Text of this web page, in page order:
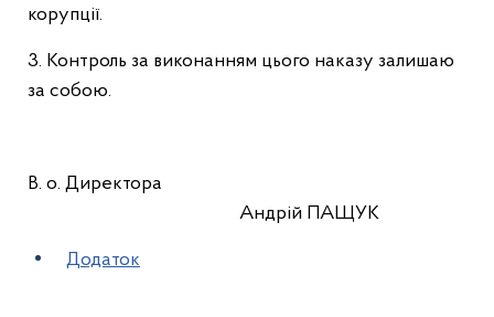
корупції.
3. Контроль за виконанням цього наказу залишаю
за собою.
В. о. Директора
Андрій ПАЩУК
Додаток